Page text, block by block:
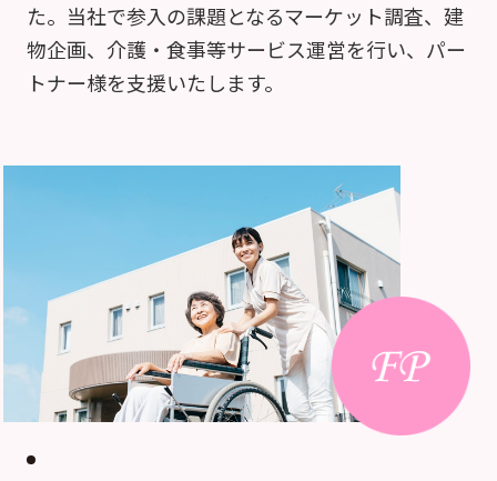
た。当社で参入の課題となるマーケット調査、建
物企画、介護・食事等サービス運営を行い、パー
トナー様を支援いたします。